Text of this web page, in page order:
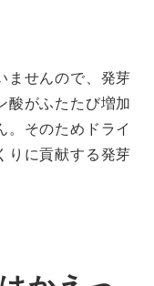
ませんので、発芽
酸がふたたび増加
。そのためドライ
りに貢献する発芽